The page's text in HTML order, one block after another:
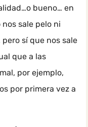
bueno… en
sale pelo ni
sí que nos sale
que a las
por ejemplo,
por primera vez a